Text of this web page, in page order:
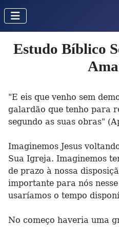
Estudo Bíblico
"E eis que venho sem
galardão que tenho para
segundo as suas obras"
Imaginemos Jesus
Sua Igreja. Imaginemos
de prazo à nossa
importante para nós
usaríamos o tempo
No começo haveria uma